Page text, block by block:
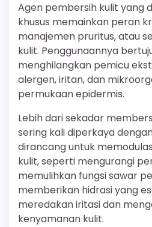
Agen pembersih kulit yang
khusus memainkan peran
manajemen pruritus, atau
kulit. Penggunaannya
menghilangkan pemicu
alergen, iritan, dan
permukaan epidermis.
Lebih dari sekadar
sering kali diperkaya
dirancang untuk
kulit, seperti mengurangi
memulihkan fungsi sawar
memberikan hidrasi yang
meredakan iritasi dan
kenyamanan kulit.